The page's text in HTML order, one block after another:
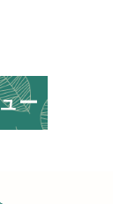
ー